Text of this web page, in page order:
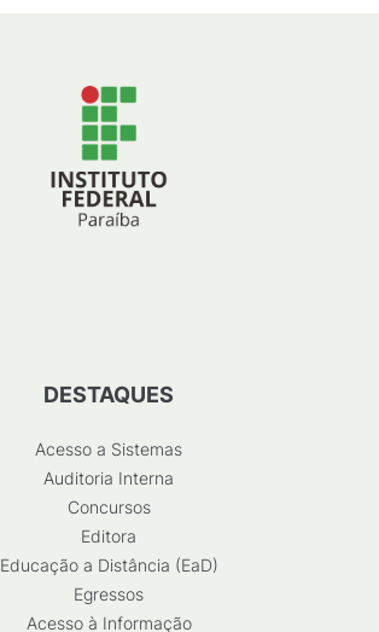
DESTAQUES
Acesso a Sistemas
Auditoria Interna
Concursos
Editora
Educação a Distância (EaD)
Egressos
Acesso à Informação